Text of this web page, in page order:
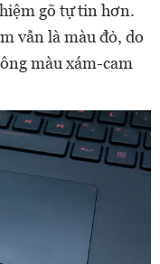
gõ tự tin hơn.
vẫn là màu đỏ, do
màu xám-cam